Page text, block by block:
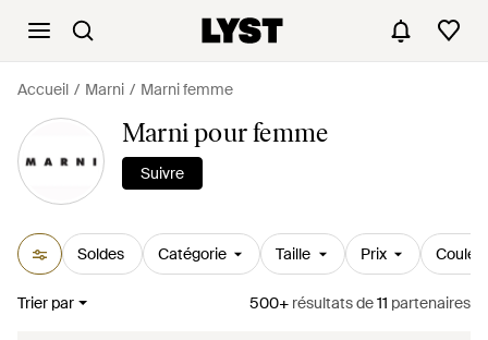
Accueil Marni Marni femme
Marni pour femme
Suivre
Soldes Catégorie Taille Prix
Trier par 500+ résultatsde11 partenaires